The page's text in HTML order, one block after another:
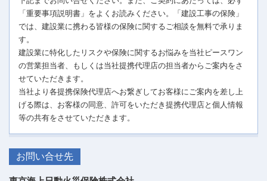
「重要事項説明書」をよくお読みください。「建設工事の保険」
では、建設業に携わる皆様の保険に関するご相談を無料で承りま
す。
建設業に特化したリスクや保険に関するお悩みを当社ピースワン
の営業担当者、もしくは当社提携代理店の担当者からご案内をさ
せていただきます。
当社より各提携保険代理店へお繋ぎしてお客様にご案内を差し上
げる際は、お客様の同意、許可をいただき提携代理店と個人情報
等の共有をさせていただきます。
お問い合せ先